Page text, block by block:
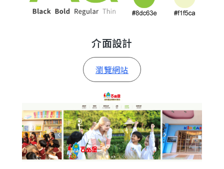
介面設計
瀏覽網站